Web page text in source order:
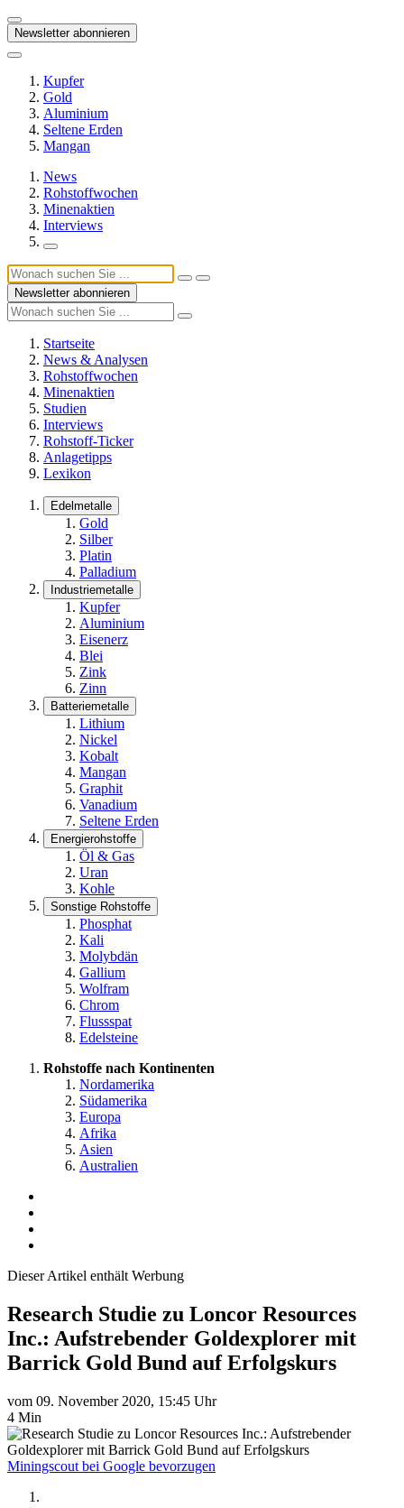
Newsletter abonnieren
Kupfer
Gold
Aluminium
Seltene Erden
Mangan
News
Rohstoffwochen
Minenaktien
Interviews
Newsletter abonnieren
Startseite
News & Analysen
Rohstoffwochen
Minenaktien
Studien
Interviews
Rohstoff-Ticker
Anlagetipps
Lexikon
Edelmetalle
Gold
Silber
Platin
Palladium
Industriemetalle
Kupfer
Aluminium
Eisenerz
Blei
Zink
Zinn
Batteriemetalle
Lithium
Nickel
Kobalt
Mangan
Graphit
Vanadium
Seltene Erden
Energierohstoffe
Öl & Gas
Uran
Kohle
Sonstige Rohstoffe
Phosphat
Kali
Molybdän
Gallium
Wolfram
Chrom
Flussspat
Edelsteine
Rohstoffe nach Kontinenten
Nordamerika
Südamerika
Europa
Afrika
Asien
Australien
Dieser Artikel enthält Werbung
Research Studie zu Loncor Resources
Inc.: Aufstrebender Goldexplorer mit
Barrick Gold Bund auf Erfolgskurs
vom 09. November 2020, 15:45 Uhr
4 Min
Miningscout bei Google bevorzugen